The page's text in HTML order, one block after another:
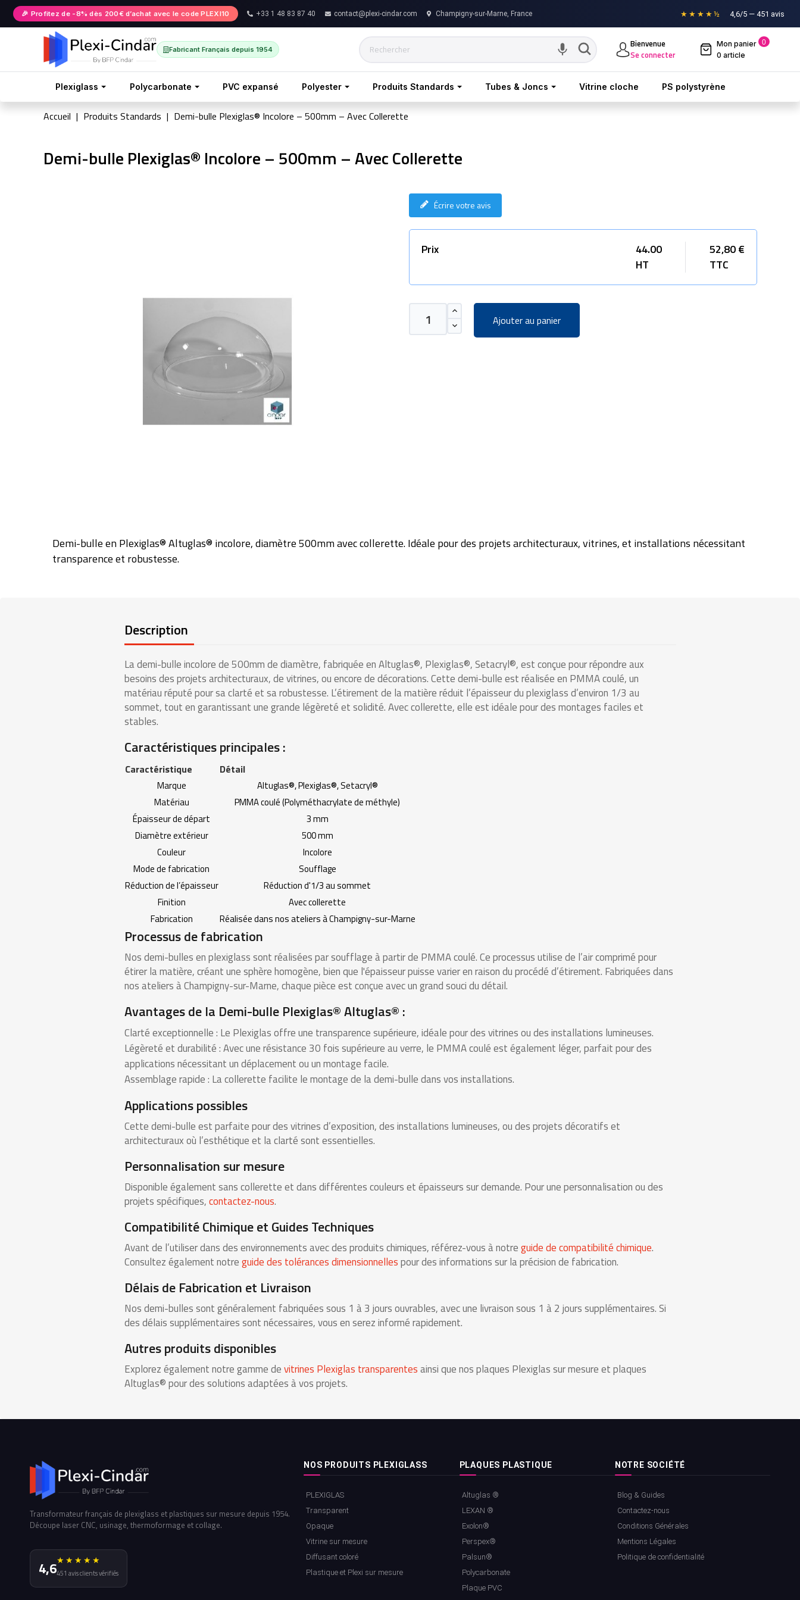
🎉 Profitez de -8% dès 200€ d’achat avec le code PLEXI10 +33 1 48 83 87 40 contact@plexi-cindar.com Champigny-sur-Marne, France ★★★★½ 4,6/5 — 451 avis
Fabricant Français depuis 1954 
Bienvenue
Se connecter
Mon panier 0
0 article
Plexiglass Polycarbonate PVC expansé Polyester Produits Standards Tubes & Joncs Vitrine cloche PS polystyrène
Accueil Produits Standards Demi-bulle Plexiglas® Incolore – 500mm – Avec Collerette
Demi-bulle Plexiglas® Incolore – 500mm – Avec Collerette
Écrire votre avis
Prix
44.00
HT
52,80 €
TTC
Ajouter au panier
Demi-bulle en Plexiglas® Altuglas® incolore, diamètre 500mm avec collerette. Idéale pour des projets architecturaux, vitrines, et installations nécessitant
transparence et robustesse.
Description
La demi-bulle incolore de 500mm de diamètre, fabriquée en Altuglas®, Plexiglas®, Setacryl®, est conçue pour répondre aux
besoins des projets architecturaux, de vitrines, ou encore de décorations. Cette demi-bulle est réalisée en PMMA coulé, un
matériau réputé pour sa clarté et sa robustesse. L’étirement de la matière réduit l’épaisseur du plexiglass d’environ 1/3 au
sommet, tout en garantissant une grande légèreté et solidité. Avec collerette, elle est idéale pour des montages faciles et
stables.
Caractéristiques principales :
Caractéristique Détail
Marque
Altuglas®, Plexiglas®, Setacryl®
Matériau
PMMA coulé (Polyméthacrylate de méthyle)
Épaisseur de départ
3 mm
Diamètre extérieur
500 mm
Couleur
Incolore
Mode de fabrication
Soufflage
Réduction de l’épaisseur
Réduction d'1/3 au sommet
Finition
Avec collerette
Fabrication
Réalisée dans nos ateliers à Champigny-sur-Marne
Processus de fabrication
Nos demi-bulles en plexiglass sont réalisées par soufflage à partir de PMMA coulé. Ce processus utilise de l’air comprimé pour
étirer la matière, créant une sphère homogène, bien que l'épaisseur puisse varier en raison du procédé d’étirement. Fabriquées dans
nos ateliers à Champigny-sur-Marne, chaque pièce est conçue avec un grand souci du détail.
Avantages de la Demi-bulle Plexiglas® Altuglas® :
Clarté exceptionnelle : Le Plexiglas offre une transparence supérieure, idéale pour des vitrines ou des installations lumineuses.
Légèreté et durabilité : Avec une résistance 30 fois supérieure au verre, le PMMA coulé est également léger, parfait pour des
applications nécessitant un déplacement ou un montage facile.
Assemblage rapide : La collerette facilite le montage de la demi-bulle dans vos installations.
Applications possibles
Cette demi-bulle est parfaite pour des vitrines d’exposition, des installations lumineuses, ou des projets décoratifs et
architecturaux où l’esthétique et la clarté sont essentielles.
Personnalisation sur mesure
Disponible également sans collerette et dans différentes couleurs et épaisseurs sur demande. Pour une personnalisation ou des
projets spécifiques,contactez-nous.
Compatibilité Chimique et Guides Techniques
Avant de l’utiliser dans des environnements avec des produits chimiques, référez-vous à notreguide de compatibilité chimique.
Consultez également notreguide des tolérances dimensionnellespour des informations sur la précision de fabrication.
Délais de Fabrication et Livraison
Nos demi-bulles sont généralement fabriquées sous 1 à 3 jours ouvrables, avec une livraison sous 1 à 2 jours supplémentaires. Si
des délais supplémentaires sont nécessaires, vous en serez informé rapidement.
Autres produits disponibles
Explorez également notre gamme devitrines Plexiglas transparentesainsi que nos plaques Plexiglas sur mesure et plaques
Altuglas® pour des solutions adaptées à vos projets.
Transformateur français de plexiglass et plastiques sur mesure depuis 1954.
Découpe laser CNC, usinage, thermoformage et collage.
4,6★★★★★
451 avis clients vérifiés
NOS PRODUITS PLEXIGLASS
PLEXIGLAS
Transparent
Opaque
Vitrine sur mesure
Diffusant coloré
Plastique et Plexi sur mesure
PLAQUES PLASTIQUE
Altuglas ®
LEXAN ®
Exolon®
Perspex®
Palsun®
Polycarbonate
Plaque PVC
NOTRE SOCIÉTÉ
Blog & Guides
Contactez-nous
Conditions Générales
Mentions Légales
Politique de confidentialité